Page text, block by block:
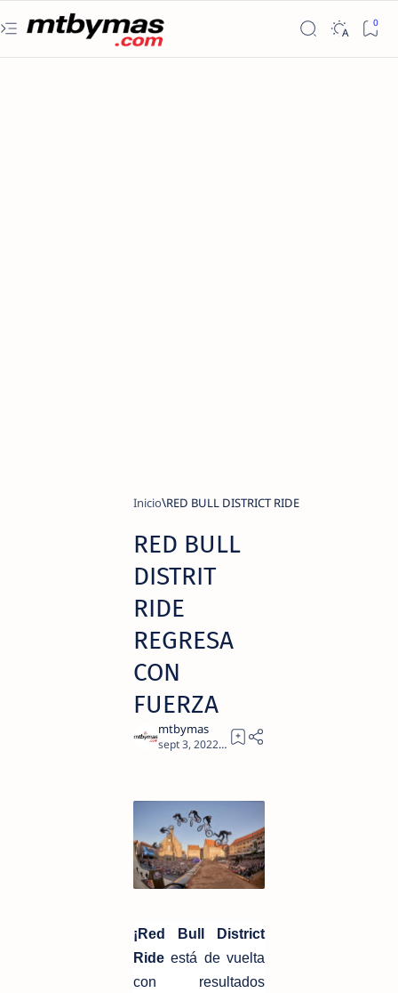
Inicio RED BULL DISTRICT RIDE
RED BULL
DISTRIT
RIDE
REGRESA
CON
FUERZA
3
¡Red Bull District
Rideestá de vuelta
con resultados